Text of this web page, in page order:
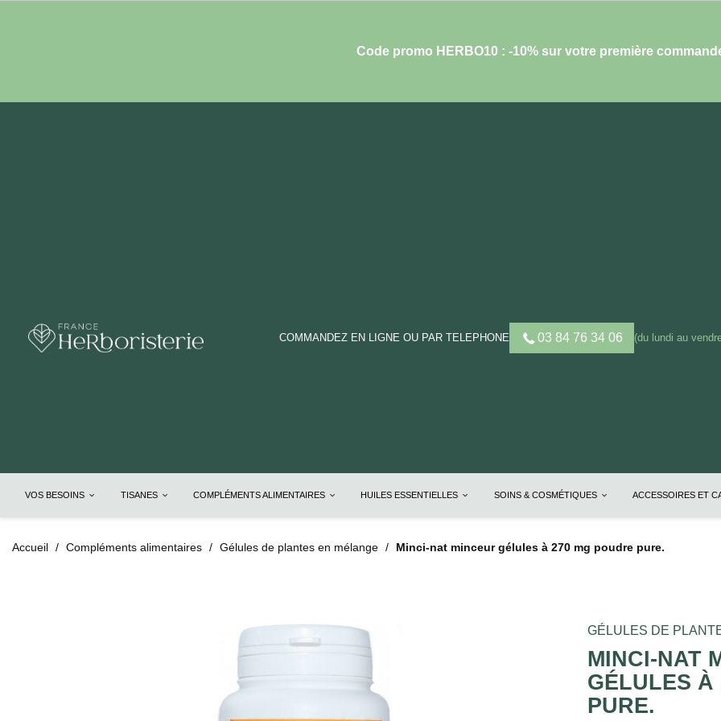
Code promo HERBO10 : -10% sur votre première
COMMANDEZ EN LIGNE OU PAR TELEPHONE 03 84 76 34 06 (du lundi au
VOS BESOINS TISANES COMPLÉMENTS ALIMENTAIRES HUILES ESSENTIELLES SOINS & COSMÉTIQUES ACCESSOIRES ET
Accueil Compléments alimentaires Gélules de plantes en mélange Minci-nat minceur gélules à 270 mg poudre pure.
GÉLULES DE
MINCI-NAT
GÉLULES À
PURE.